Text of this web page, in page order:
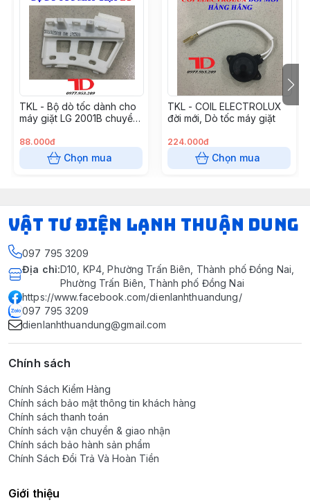
TKL - Bộ dò tốc dành cho
máy giặt LG 2001B chuyển
88.000đ
Chọn mua
TKL - COIL ELECTROLUX
đời mới, Dò tốc máy giặt
224.000đ
Chọn mua
VẬT TƯ ĐIỆN LẠNH THUẬN DUNG
097 795 3209
Địa chỉ:D10, KP4, Phường Trấn Biên, Thành phố Đồng Nai,
Phường Trấn Biên, Thành phố Đồng Nai
https://www.facebook.com/dienlanhthuandung/
097 795 3209
dienlanhthuandung@gmail.com
Chính sách
Chính Sách Kiểm Hàng
Chính sách bảo mật thông tin khách hàng
Chính sách thanh toán
Chính sách vận chuyển & giao nhận
Chính sách bảo hành sản phẩm
Chính Sách Đổi Trả Và Hoàn Tiền
Giới thiệu